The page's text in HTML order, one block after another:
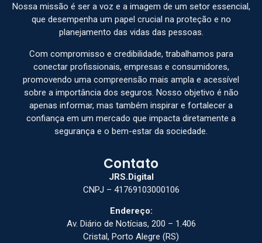
Nossa missão é ser a voz e a imagem de um setor essencial,
que desempenha um papel crucial na proteção e no
planejamento das vidas das pessoas.
Com compromisso e credibilidade, trabalhamos para
conectar profissionais, empresas e consumidores,
promovendo uma compreensão mais ampla e acessível
sobre a importância dos seguros. Nosso objetivo é não
apenas informar, mas também inspirar e fortalecer a
confiança em um mercado que impacta diretamente a
segurança e o bem-estar da sociedade.
Contato
JRS.Digital
CNPJ – 41769103000106
Endereço:
Av. Diário de Notícias, 200 – 1.406
Cristal, Porto Alegre (RS)